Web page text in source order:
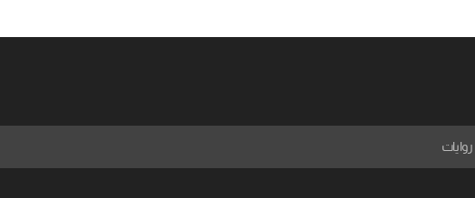
روايات